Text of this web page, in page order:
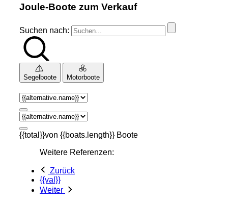
Joule-Boote zum Verkauf
Suchen nach:
Segelboote Motorboote
{{total}}von {{boats.length}} Boote
Weitere Referenzen:
Zurück
{{val}}
Weiter